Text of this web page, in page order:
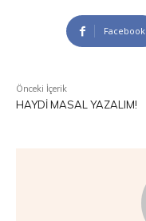
Facebook
Önceki İçerik
HAYDI MASAL YAZALIM!